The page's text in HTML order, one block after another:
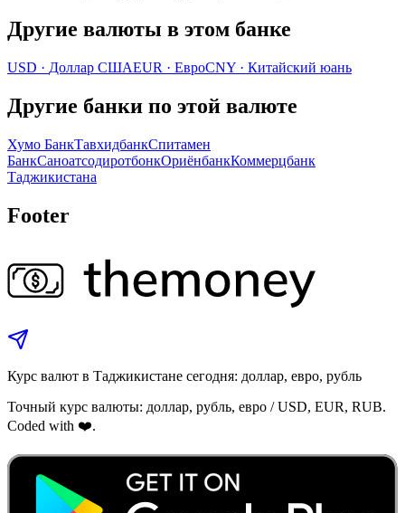
Другие валюты в этом банке
USD · Доллар СШАEUR · ЕвроCNY · Китайский юань
Другие банки по этой валюте
Хумо БанкТавхидбанкСпитамен
БанкСаноатсодиротбонкОриёнбанкКоммерцбанк
Таджикистана
Footer
Курс валют в Таджикистане сегодня: доллар, евро, рубль
Точный курс валюты: доллар, рубль, евро / USD, EUR, RUB.
Coded with ❤️.